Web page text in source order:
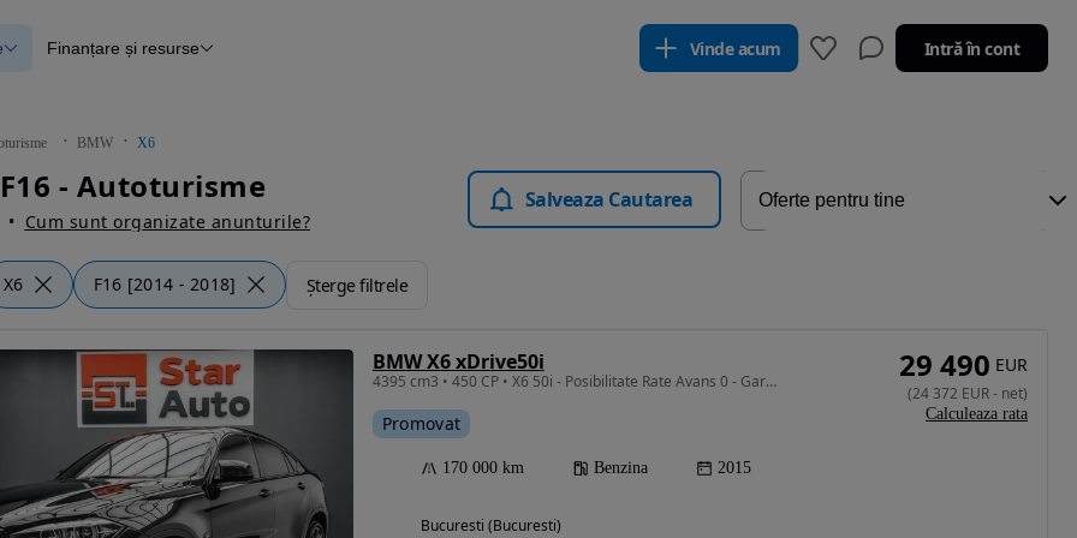
verificate
Blog Autovit.ro
Finanțare și resurse Vinde acum Intră în cont
BMW X6
- Autoturisme
Cum sunt organizate anunturile?
Salveaza Cautarea
X6 F16 [2014 - 2018] Șterge filtrele
BMW X6 xDrive50i
4395 cm3 • 450 CP • X6 50i - Posibilitate Rate Avans 0 - Garantie 12 Luni - IMPECABILA
Promovat
170 000 km Benzina 2015
Bucuresti (Bucuresti)
29 490 EUR
(24 372 EUR- net)
Calculeaza rata